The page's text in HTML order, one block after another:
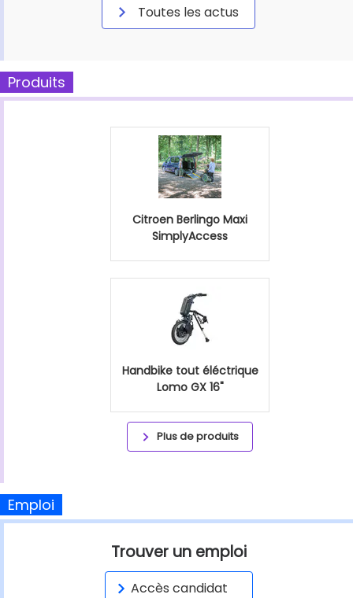
Toutes les actus
Produits
Citroen Berlingo Maxi
SimplyAccess
Handbike tout éléctrique
Lomo GX 16"
Plus de produits
Emploi
Trouver un emploi
Accès candidat